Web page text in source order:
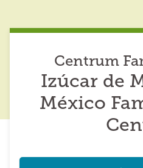
Centrum
Izúcar de
México